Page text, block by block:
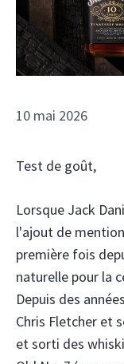
10 mai 2026
Test de goût,
Lorsque Jack
l'ajout de
première fois
naturelle pour la
Depuis des
Chris Fletcher et
et sorti des